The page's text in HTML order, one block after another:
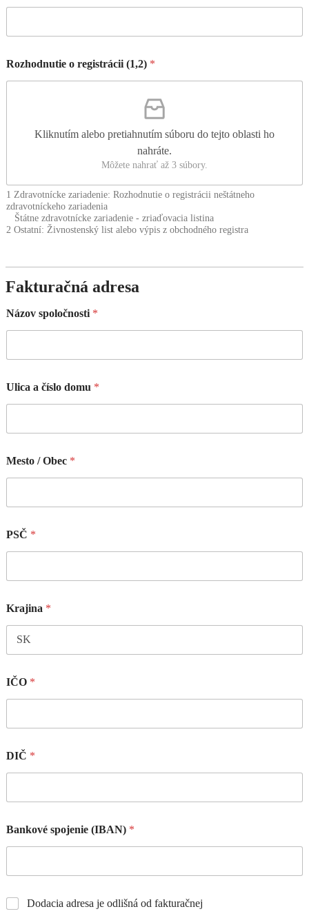
Rozhodnutie o registrácii (1,2) *
Kliknutím alebo pretiahnutím súboru do tejto oblasti ho
nahráte.
Môžete nahrať až 3 súbory.
1 Zdravotnícke zariadenie: Rozhodnutie o registrácii neštátneho
zdravotníckeho zariadenia
Štátne zdravotnícke zariadenie - zriaďovacia listina
2 Ostatní: Živnostenský list alebo výpis z obchodného registra
Fakturačná adresa
Názov spoločnosti *
Ulica a číslo domu *
Mesto / Obec *
PSČ *
Krajina *
IČO *
DIČ *
Bankové spojenie (IBAN) *
Dodacia adresa je odlišná od fakturačnej